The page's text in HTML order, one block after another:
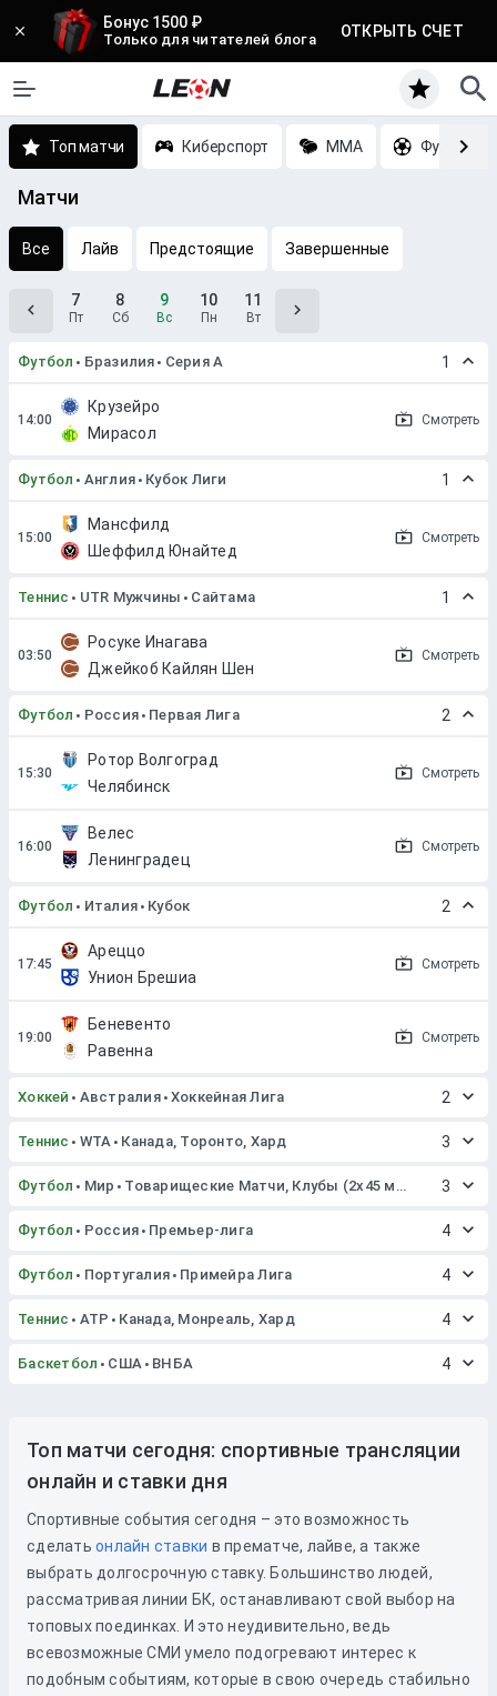
Бонус 1500 ₽
Только для читателей блога ОТКРЫТЬ СЧЕТ
Топ матчи Киберспорт MMA Футбол
Матчи
Все Лайв Предстоящие Завершенные
7
Пт
8
Сб
9
Вс
10
Пн
11
Вт
Футбол Бразилия Серия A 1
Крузейро
Мирасол
Смотреть
Футбол Англия Кубок Лиги 1
Мансфилд
Шеффилд Юнайтед
Смотреть
Теннис UTR Мужчины Сайтама 1
Росуке Инагава
Джейкоб Кайлян Шен
Смотреть
Футбол Россия Первая Лига 2
Ротор Волгоград
Челябинск
Смотреть
Велес
Ленинградец
Смотреть
Футбол Италия Кубок 2
Ареццо
Унион Брешиа
Смотреть
Беневенто
Равенна
Смотреть
Хоккей Австралия Хоккейная Лига 2
Теннис WTA Канада, Торонто, Хард 3
Футбол Мир Товарищеские Матчи, Клубы (2x45 мин. или 2x40 мин.) 3
Футбол Россия Премьер-лига 4
Футбол Португалия Примейра Лига 4
Теннис ATP Канада, Монреаль, Хард 4
Баскетбол США ВНБА 4
Топ матчи сегодня: спортивные трансляции
онлайн и ставки дня
Спортивные события сегодня – это возможность
сделать онлайн ставки в прематче, лайве, а также
выбрать долгосрочную ставку. Большинство людей,
рассматривая линии БК, останавливают свой выбор на
топовых поединках. И это неудивительно, ведь
всевозможные СМИ умело подогревают интерес к
подобным событиям, которые в свою очередь стабильно